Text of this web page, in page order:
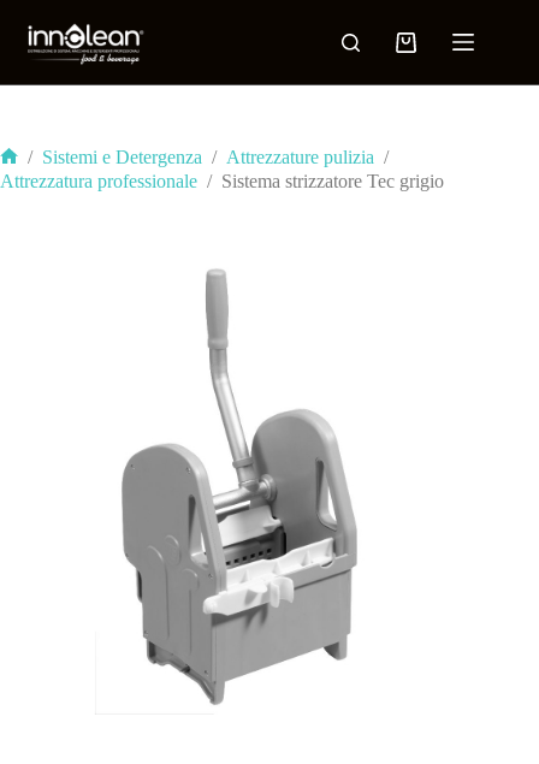
/ Sistemi e Detergenza / Attrezzature pulizia /
Attrezzatura professionale / Sistema strizzatore Tec grigio